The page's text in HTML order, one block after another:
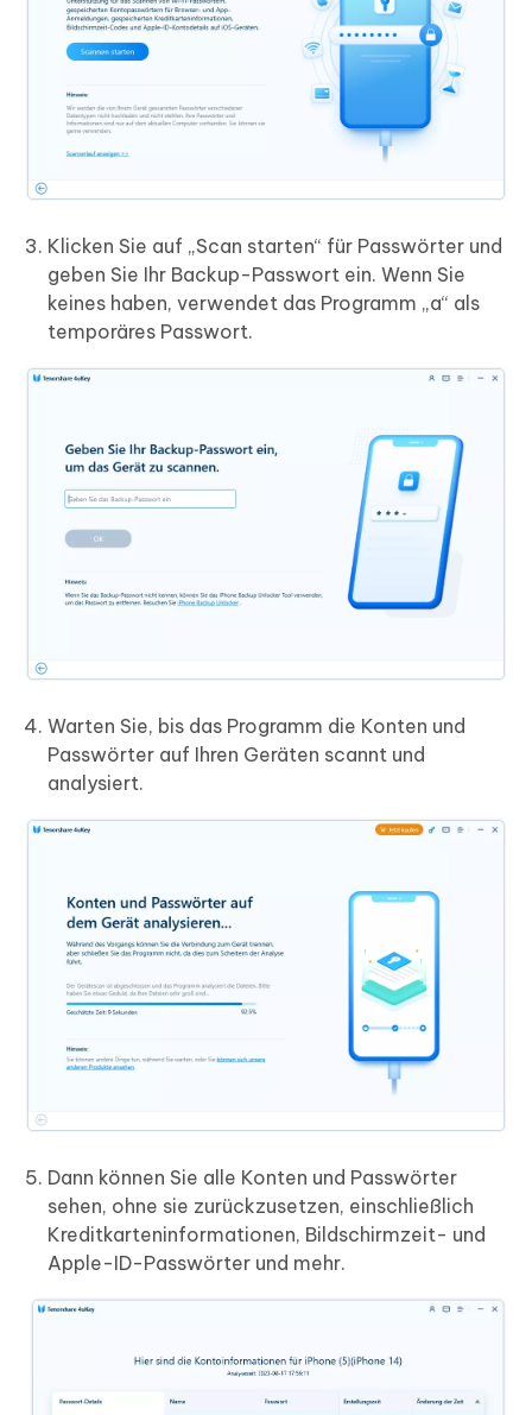
Klicken Sie auf „Scan starten“ für Passwörter und
geben Sie Ihr Backup-Passwort ein. Wenn Sie
keines haben, verwendet das Programm „a“ als
temporäres Passwort.
Warten Sie, bis das Programm die Konten und
Passwörter auf Ihren Geräten scannt und
analysiert.
Dann können Sie alle Konten und Passwörter
sehen, ohne sie zurückzusetzen, einschließlich
Kreditkarteninformationen, Bildschirmzeit- und
Apple-ID-Passwörter und mehr.